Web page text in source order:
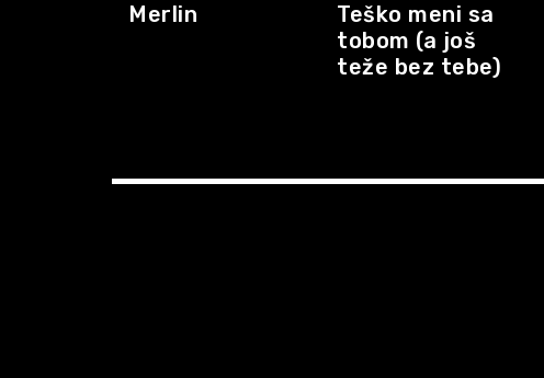
Merlin
Teško meni sa
tobom (a još
teže bez tebe)